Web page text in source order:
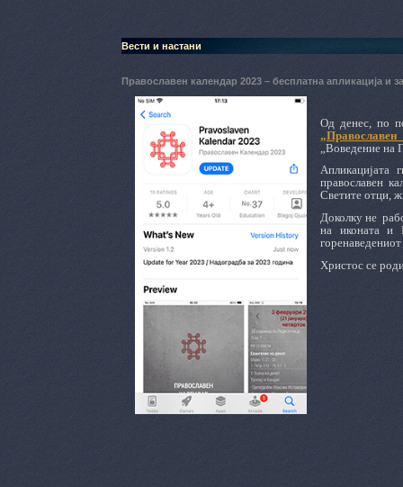
Вести и настани
Православен календар 2023 – бесплатна апликација и
Од денес по
„Православен
„Воведение на
Апликацијата
православен
Светите отци,
Доколку не
на иконата и
Христос се